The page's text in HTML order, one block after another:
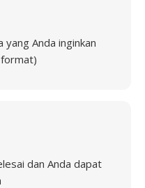
Anda inginkan
dan Anda dapat